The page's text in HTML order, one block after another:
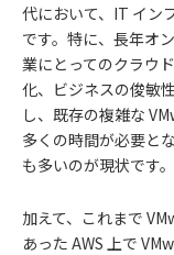
代において、IT イン
です。特に、長年オ
業にとってのクラウ
化、ビジネスの俊敏
し、既存の複雑な
多くの時間が必要と
も多いのが現状です。
加えて、これまで
あった AWS 上で